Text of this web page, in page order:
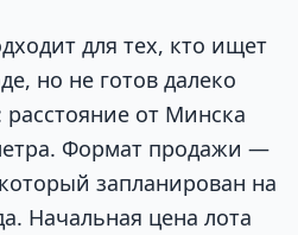
для тех, кто ищет
но не готов далеко
от Минска
Формат продажи —
запланирован на
Начальная цена лота